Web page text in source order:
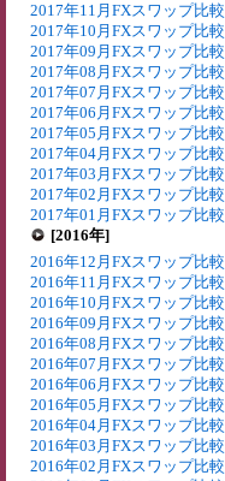
2017年11月FXスワップ比較
2017年10月FXスワップ比較
2017年09月FXスワップ比較
2017年08月FXスワップ比較
2017年07月FXスワップ比較
2017年06月FXスワップ比較
2017年05月FXスワップ比較
2017年04月FXスワップ比較
2017年03月FXスワップ比較
2017年02月FXスワップ比較
2017年01月FXスワップ比較
[2016年]
2016年12月FXスワップ比較
2016年11月FXスワップ比較
2016年10月FXスワップ比較
2016年09月FXスワップ比較
2016年08月FXスワップ比較
2016年07月FXスワップ比較
2016年06月FXスワップ比較
2016年05月FXスワップ比較
2016年04月FXスワップ比較
2016年03月FXスワップ比較
2016年02月FXスワップ比較